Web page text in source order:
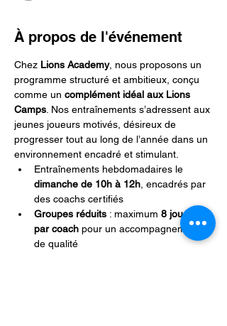
À propos de l'événement
Chez Lions Academy, nous proposons un
programme structuré et ambitieux, conçu
comme un complément idéal aux Lions
Camps . Nos entraînements s’adressent aux
jeunes joueurs motivés, désireux de
progresser tout au long de l’année dans un
environnement encadré et stimulant.
Entraînements hebdomadaires le
dimanche de 10h à 12h , encadrés par
des coachs certifiés
Groupes réduits : maximum 8 joueurs
par coach pour un accompagnement
de qualité